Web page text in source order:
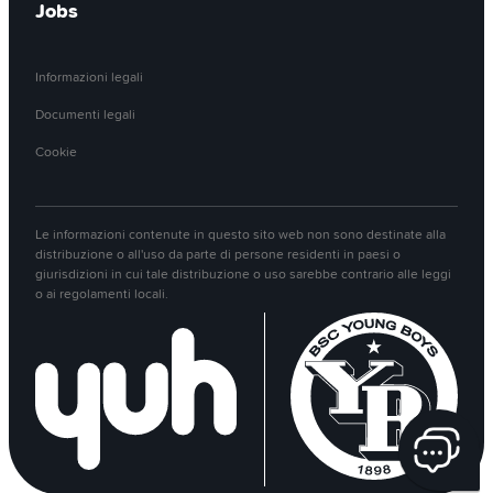
Jobs
Informazioni legali
Documenti legali
Cookie
Le informazioni contenute in questo sito web non sono destinate alla
distribuzione o all'uso da parte di persone residenti in paesi o
giurisdizioni in cui tale distribuzione o uso sarebbe contrario alle leggi
o ai regolamenti locali.